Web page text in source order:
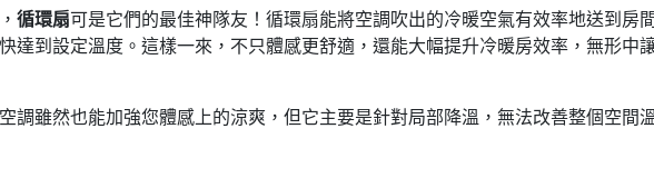
循環扇可是它們的最佳神隊友！循環扇能將空調吹出的冷暖空氣有效率地送到房
達到設定溫度。這樣一來，不只體感更舒適，還能大幅提升冷暖房效率，無形中
調雖然也能加強您體感上的涼爽，但它主要是針對局部降溫，無法改善整個空間